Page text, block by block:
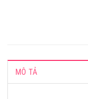
MÔ TẢ